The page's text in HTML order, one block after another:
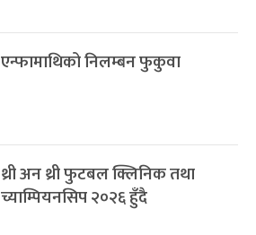
एन्फामाथिको निलम्बन फुकुवा
थ्री अन थ्री फुटबल क्लिनिक तथा
च्याम्पियनसिप २०२६ हुँदै